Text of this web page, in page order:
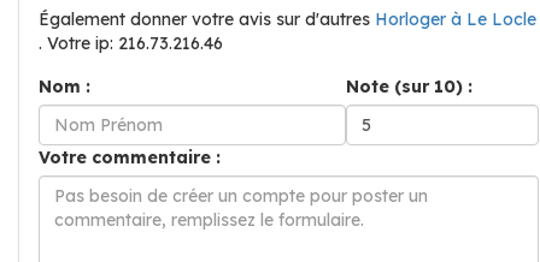
Également donner votre avis sur d'autres Horloger à Le Locle
. Votre ip: 216.73.216.46
Nom :
Note (sur 10) :
Votre commentaire :